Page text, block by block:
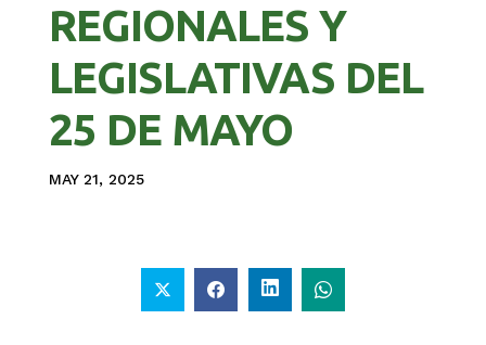
REGIONALES Y
LEGISLATIVAS DEL
25 DE MAYO
MAY 21, 2025